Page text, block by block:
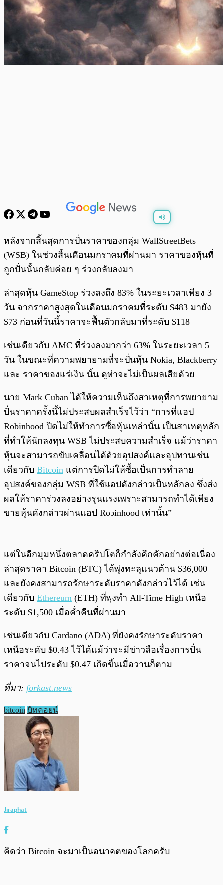
พร้อมเล่น
หลังจากสิ้นสุดการปั่นราคาของกลุ่ม WallStreetBets
(WSB) ในช่วงสิ้นเดือนมกราคมที่ผ่านมา ราคาของหุ้นที่
ถูกปั่นนั้นกลับค่อย ๆ ร่วงกลับลงมา
ล่าสุดหุ้น GameStop ร่วงลงถึง 83% ในระยะเวลาเพียง 3
วัน จากราคาสูงสุดในเดือนมกราคมที่ระดับ $483 มายัง
$73 ก่อนที่วันนี้ราคาจะฟื้นตัวกลับมาที่ระดับ $118
เช่นเดียวกับ AMC ที่ร่วงลงมากว่า 63% ในระยะเวลา 5
วัน ในขณะที่ความพยายามที่จะปั่นหุ้น Nokia, Blackberry
และ ราคาของแร่เงิน นั้น ดูท่าจะไม่เป็นผลเสียด้วย
นาย Mark Cuban ได้ให้ความเห็นถึงสาเหตุที่การพยายาม
ปั่นราคาครั้งนี้ไม่ประสบผลสำเร็จไว้ว่า “การที่แอป
Robinhood ปิดไม่ให้ทำการซื้อหุ้นเหล่านั้น เป็นสาเหตุหลัก
ที่ทำให้นักลงทุน WSB ไม่ประสบความสำเร็จ แม้ว่าราคา
หุ้นจะสามารถขับเคลื่อนได้ด้วยอุปสงค์และอุปทานเช่น
เดียวกับ Bitcoin แต่การปิดไม่ให้ซื้อเป็นการทำลาย
อุปสงค์ของกลุ่ม WSB ที่ใช้แอปดังกล่าวเป็นหลักลง ซึ่งส่ง
ผลให้ราคาร่วงลงอย่างรุนแรงเพราะสามารถทำได้เพียง
ขายหุ้นดังกล่าวผ่านแอป Robinhood เท่านั้น”
แต่ในอีกมุมหนึ่งตลาดคริปโตก็กำลังคึกคักอย่างต่อเนื่อง
ล่าสุดราคา Bitcoin (BTC) ได้พุ่งทะลุแนวต้าน $36,000
และยังคงสามารถรักษาระดับราคาดังกล่าวไว้ได้ เช่น
เดียวกับ Ethereum (ETH) ที่พุ่งทำ All-Time High เหนือ
ระดับ $1,500 เมื่อค่ำคืนที่ผ่านมา
เช่นเดียวกับ Cardano (ADA) ที่ยังคงรักษาระดับราคา
เหนือระดับ $0.43 ไว้ได้แม้ว่าจะมีข่าวลือเรื่องการปั่น
ราคาจนไประดับ $0.47 เกิดขึ้นเมื่อวานก็ตาม
ที่มา: forkast.news
bitcoin บิทคอยน์
Jiraphat
คิดว่า Bitcoin จะมาเป็นอนาคตของโลกครับ